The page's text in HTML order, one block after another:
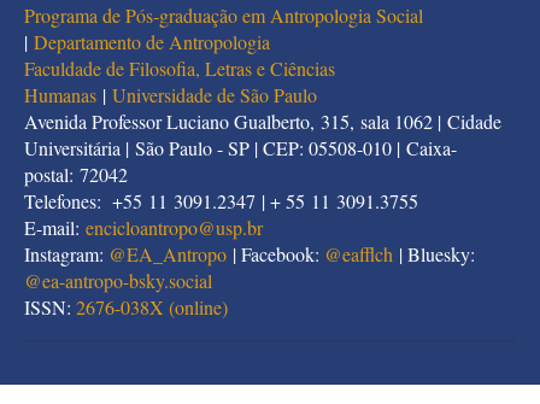
Programa de Pós-graduação em Antropologia Social
| Departamento de Antropologia
Faculdade de Filosofia, Letras e Ciências
Humanas | Universidade de São Paulo
Avenida Professor Luciano Gualberto, 315, sala 1062 | Cidade
Universitária | São Paulo - SP | CEP: 05508-010 | Caixa-
postal: 72042
Telefones: +55 11 3091.2347 | + 55 11 3091.3755
E-mail: encicloantropo@usp.br
Instagram: @EA_Antropo | Facebook: @eafflch | Bluesky:
@ea-antropo-bsky.social
ISSN: 2676-038X (online)